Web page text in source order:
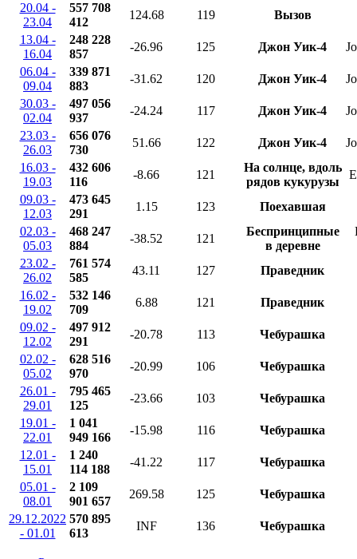
20.04 -
23.04
557 708
412
124.68 119
Вызов
13.04 -
16.04
248 228
857
-26.96 125 Джон Уик-4
06.04 -
09.04
339 871
883
-31.62 120 Джон Уик-4
30.03 -
02.04
497 056
937
-24.24 117 Джон Уик-4
23.03 -
26.03
656 076
730
51.66 122 Джон Уик-4
16.03 -
19.03
432 606
116
-8.66 121
На солнце, вдоль
рядов кукурузы
09.03 -
12.03
473 645
291
1.15 123
Поехавшая
02.03 -
05.03
468 247
884
-38.52 121
Беспринципные
в деревне
23.02 -
26.02
761 574
585
43.11 127
Праведник
16.02 -
19.02
532 146
709
6.88 121
Праведник
09.02 -
12.02
497 912
291
-20.78 113
Чебурашка
02.02 -
05.02
628 516
970
-20.99 106
Чебурашка
26.01 -
29.01
795 465
125
-23.66 103
Чебурашка
19.01 -
22.01
1 041
949 166
-15.98 116
Чебурашка
12.01 -
15.01
1 240
114 188
-41.22 117
Чебурашка
05.01 -
08.01
2 109
901 657
269.58 125
Чебурашка
29.12.2022
- 01.01
570 895
613
INF 136 Чебурашка